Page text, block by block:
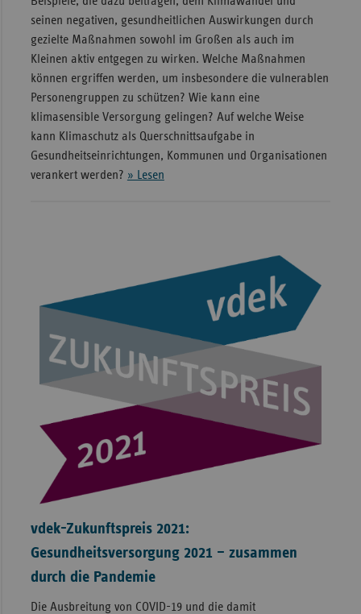
seinen negativen, gesundheitlichen Auswirkungen durch
gezielte Maßnahmen sowohl im Großen als auch im
Kleinen aktiv entgegen zu wirken. Welche Maßnahmen
können ergriffen werden, um insbesondere die vulnerablen
Personengruppen zu schützen? Wie kann eine
klimasensible Versorgung gelingen? Auf welche Weise
kann Klimaschutz als Querschnittsaufgabe in
Gesundheitseinrichtungen, Kommunen und Organisationen
verankert werden? » Lesen
vdek-Zukunftspreis 2021:
Gesundheitsversorgung 2021 – zusammen
durch die Pandemie
Die Ausbreitung von COVID-19 und die damit